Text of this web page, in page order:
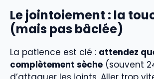
Le jointoiement : la
(mais pas bâclée)
La patience est clé : attendez
complètement sèche (souvent